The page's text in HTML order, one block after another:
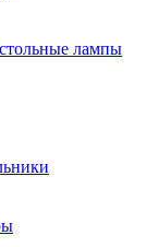
лампы